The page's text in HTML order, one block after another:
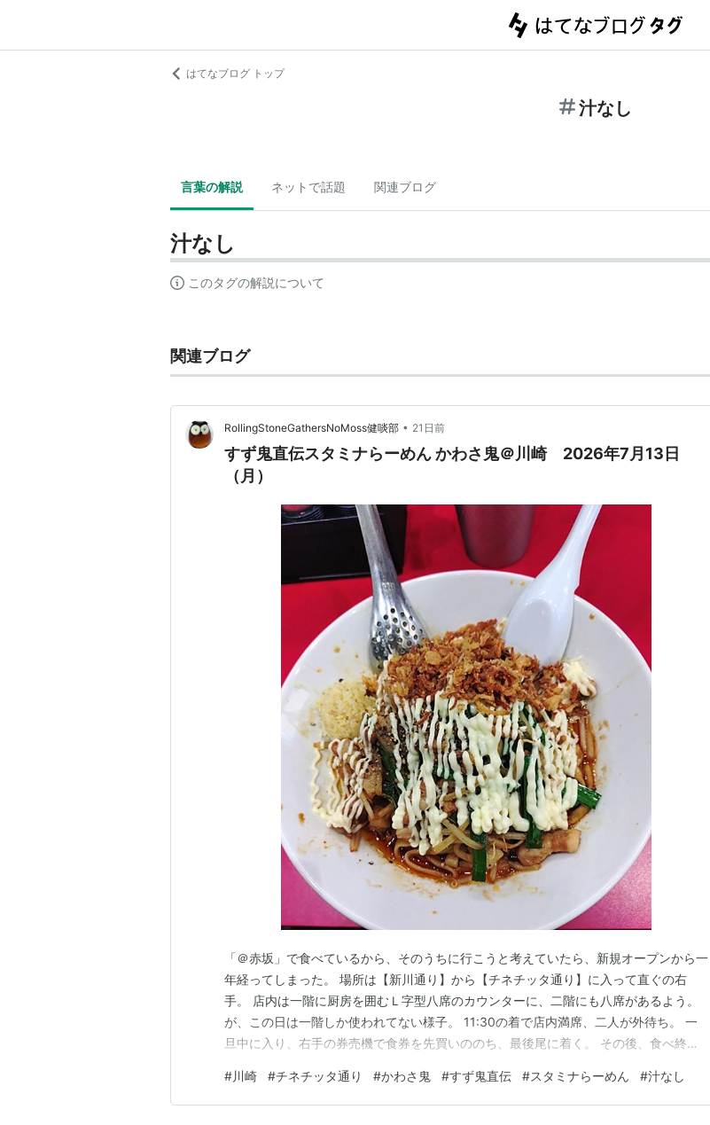
はてなブログ トップ
汁なし
言葉の解説 ネットで話題 関連ブログ
汁なし
このタグの解説について
関連ブログ
RollingStoneGathersNoMoss健啖部 • 21日前
すず鬼直伝スタミナらーめん かわさ鬼＠川崎 2026年7月13日
（月）
「＠赤坂」で食べているから、そのうちに行こうと考えていたら、新規オープンから一
年経ってしまった。 場所は【新川通り】から【チネチッタ通り】に入って直ぐの右
手。 店内は一階に厨房を囲むＬ字型八席のカウンターに、二階にも八席があるよう。
が、この日は一階しか使われてない様子。 11:30の着で店内満席、二人が外待ち。 一
旦中に入り、右手の券売機で食券を先買いののち、最後尾に着く。 その後、食べ終わ
姜だけをお願いする。 11:40には先頭の四名が中に招き入れられる。 どうやら四人を
一ロットで回しているよう。 食したのは…
#川崎 #チネチッタ通り #かわさ鬼 #すず鬼直伝 #スタミナらーめん #汁なし